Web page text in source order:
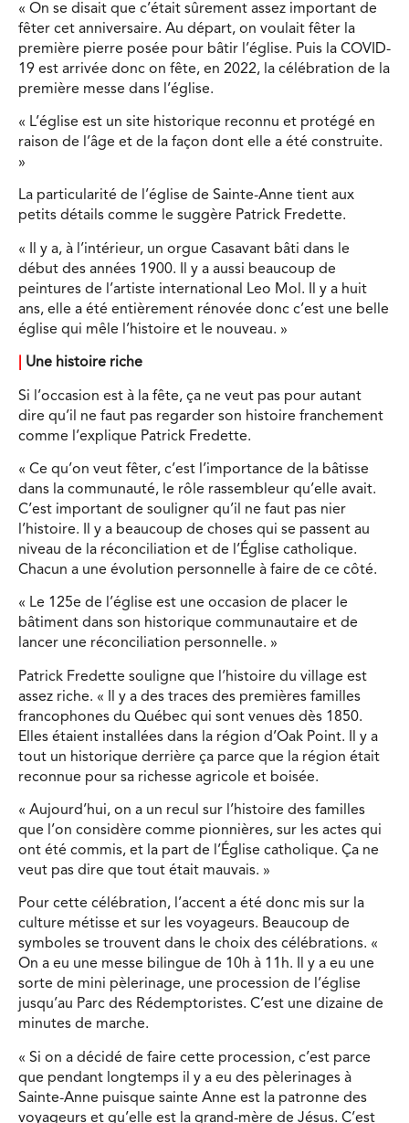
« On se disait que c’était sûrement assez important de
fêter cet anniversaire. Au départ, on voulait fêter la
première pierre posée pour bâtir l’église. Puis la COVID-
19 est arrivée donc on fête, en 2022, la célébration de la
première messe dans l’église.
« L’église est un site historique reconnu et protégé en
raison de l’âge et de la façon dont elle a été construite.
»
La particularité de l’église de Sainte-Anne tient aux
petits détails comme le suggère Patrick Fredette.
« Il y a, à l’intérieur, un orgue Casavant bâti dans le
début des années 1900. Il y a aussi beaucoup de
peintures de l’artiste international Leo Mol. Il y a huit
ans, elle a été entièrement rénovée donc c’est une belle
église qui mêle l’histoire et le nouveau. »
Une histoire riche
Si l’occasion est à la fête, ça ne veut pas pour autant
dire qu’il ne faut pas regarder son histoire franchement
comme l’explique Patrick Fredette.
« Ce qu’on veut fêter, c’est l’importance de la bâtisse
dans la communauté, le rôle rassembleur qu’elle avait.
C’est important de souligner qu’il ne faut pas nier
l’histoire. Il y a beaucoup de choses qui se passent au
niveau de la réconciliation et de l’Église catholique.
Chacun a une évolution personnelle à faire de ce côté.
« Le 125e de l’église est une occasion de placer le
bâtiment dans son historique communautaire et de
lancer une réconciliation personnelle. »
Patrick Fredette souligne que l’histoire du village est
assez riche. « Il y a des traces des premières familles
francophones du Québec qui sont venues dès 1850.
Elles étaient installées dans la région d’Oak Point. Il y a
tout un historique derrière ça parce que la région était
reconnue pour sa richesse agricole et boisée.
« Aujourd’hui, on a un recul sur l’histoire des familles
que l’on considère comme pionnières, sur les actes qui
ont été commis, et la part de l’Église catholique. Ça ne
veut pas dire que tout était mauvais. »
Pour cette célébration, l’accent a été donc mis sur la
culture métisse et sur les voyageurs. Beaucoup de
symboles se trouvent dans le choix des célébrations. «
On a eu une messe bilingue de 10h à 11h. Il y a eu une
sorte de mini pèlerinage, une procession de l’église
jusqu’au Parc des Rédemptoristes. C’est une dizaine de
minutes de marche.
« Si on a décidé de faire cette procession, c’est parce
que pendant longtemps il y a eu des pèlerinages à
Sainte-Anne puisque sainte Anne est la patronne des
voyageurs et qu’elle est la grand-mère de Jésus. C’est